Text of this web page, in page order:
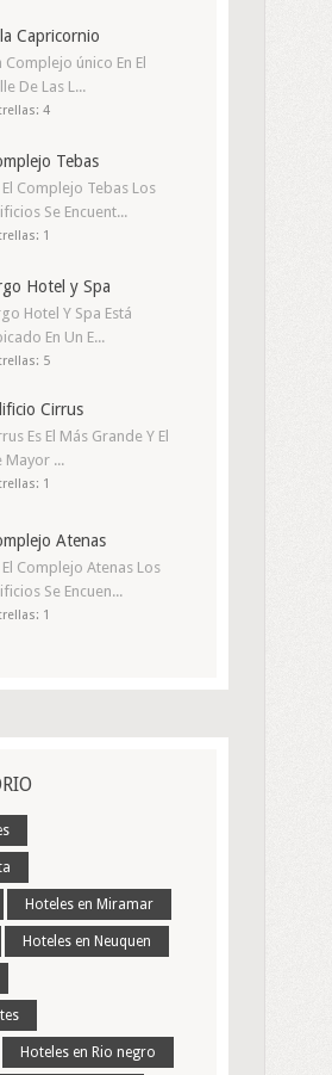
Capricornio
Complejo único En El
De Las L...
4
Tebas
El Complejo Tebas Los
Se Encuent...
1
Hotel y Spa
Hotel Y Spa Está
En Un E...
5
Cirrus
Es El Más Grande Y El
Mayor ...
1
Atenas
El Complejo Atenas Los
Se Encuen...
1
Hoteles en Miramar
Hoteles en Neuquen
Hoteles en Rio negro